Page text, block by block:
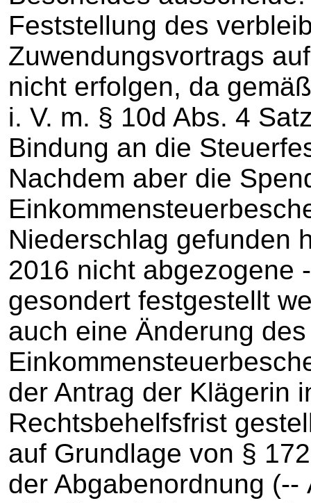
Feststellung des
Zuwendungsvortrags
nicht erfolgen, da
i. V. m. § 10d Abs. 4
Bindung an die
Nachdem aber die
Niederschlag gefunden
2016 nicht abgezogene
gesondert festgestellt
auch eine Änderung des
der Antrag der Klägerin
Rechtsbehelfsfrist
auf Grundlage von §
der Abgabenordnung (‑‑